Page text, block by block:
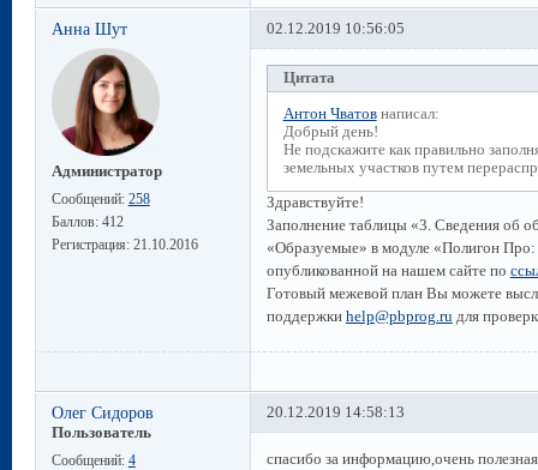
Анна Шут
Администратор
Сообщений: 258
Баллов: 412
Регистрация: 21.10.2016
02.12.2019 10:56:05
Цитата
Антон Чватовнаписал:
Добрый день!
Не подскажите как правильно
земельных участков путем
Здравствуйте!
Заполнение таблицы «3. Сведения об
«Образуемые» в модуле «Полигон
опубликованной на нашем сайте по
Готовый межевой план Вы можете
поддержки help@pbprog.ruдля
Олег Сидоров
Пользователь
Сообщений: 4
20.12.2019 14:58:13
спасибо за информацию,очень полезная